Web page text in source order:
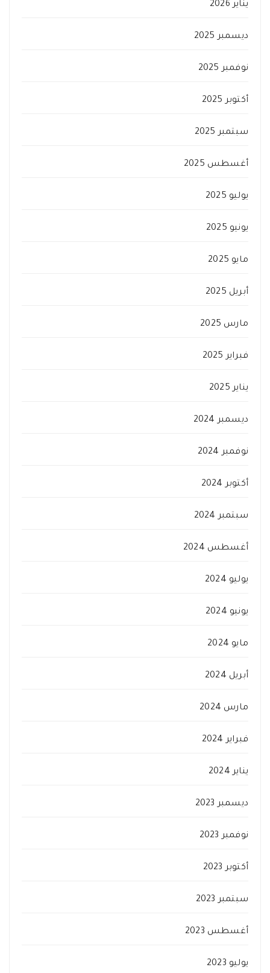
يناير 2026
ديسمبر 2025
نوفمبر 2025
أكتوبر 2025
سبتمبر 2025
أغسطس 2025
يوليو 2025
يونيو 2025
مايو 2025
أبريل 2025
مارس 2025
فبراير 2025
يناير 2025
ديسمبر 2024
نوفمبر 2024
أكتوبر 2024
سبتمبر 2024
أغسطس 2024
يوليو 2024
يونيو 2024
مايو 2024
أبريل 2024
مارس 2024
فبراير 2024
يناير 2024
ديسمبر 2023
نوفمبر 2023
أكتوبر 2023
سبتمبر 2023
أغسطس 2023
يوليو 2023